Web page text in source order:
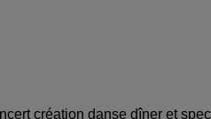
création danse dîner et